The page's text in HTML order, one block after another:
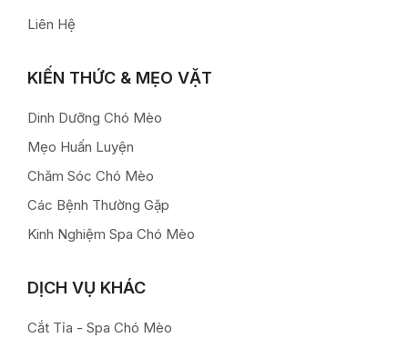
Liên Hệ
KIẾN THỨC & MẸO VẶT
Dinh Dưỡng Chó Mèo
Mẹo Huấn Luyện
Chăm Sóc Chó Mèo
Các Bệnh Thường Gặp
Kinh Nghiệm Spa Chó Mèo
DỊCH VỤ KHÁC
Cắt Tỉa - Spa Chó Mèo